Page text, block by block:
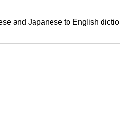
and Japanese to English